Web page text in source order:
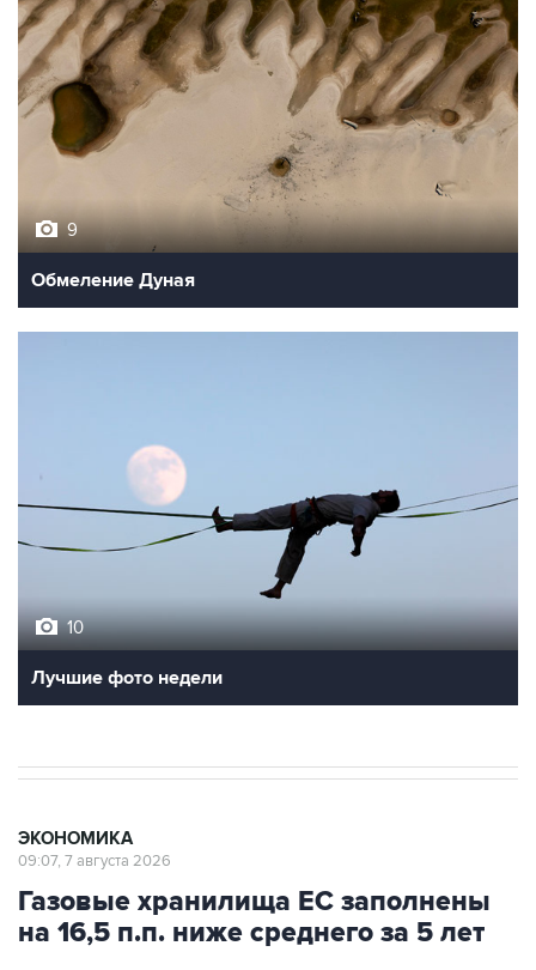
9
Обмеление Дуная
10
Лучшие фото недели
ЭКОНОМИКА
09:07, 7 августа 2026
Газовые хранилища ЕС заполнены
на 16,5 п.п. ниже среднего за 5 лет